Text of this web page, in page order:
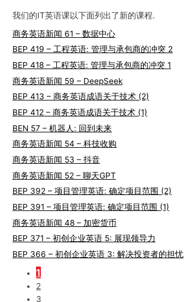
我们的IT英语课以下面列出了新的课程.
商务英语新闻 61 – 数据中心
BEP 419 – 工程英语: 管理与承包商的冲突 2
BEP 418 – 工程英语: 管理与承包商的冲突 1
商务英语新闻 59 – DeepSeek
BEP 413 – 商务英语成语关于技术 (2)
BEP 412 – 商务英语成语关于技术 (1)
BEN 57 – 机器人: 回到未来
商务英语新闻 54 – 科技收购
商务英语新闻 53 – 抖音
商务英语新闻 52 – 聊天GPT
BEP 392 – 项目管理英语: 确定项目范围 (2)
BEP 391 – 项目管理英语: 确定项目范围 (1)
商务英语新闻 48 – 加密货币
BEP 371 – 初创企业英语 5: 展现领导力
BEP 366 – 初创企业英语 3: 解决投资者的担忧
1
2
3